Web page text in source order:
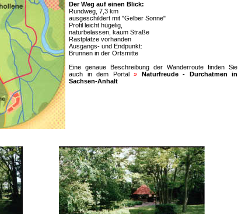
Der Weg auf einen Blick:
Rundweg, 7,3 km
ausgeschildert mit "Gelber Sonne"
Profil leicht hügelig,
naturbelassen, kaum Straße
Rastplätze vorhanden
Ausgangs- und Endpunkt:
Brunnen in der Ortsmitte
Eine genaue Beschreibung der Wanderroute finden Sie
auch in dem Portal »
Naturfreude - Durchatmen in
Sachsen-Anhalt